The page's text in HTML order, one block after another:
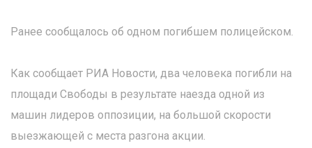
Ранее сообщалось об одном погибшем полицейском.
Как сообщает РИА Новости, два человека погибли на
площади Свободы в результате наезда одной из
машин лидеров оппозиции, на большой скорости
выезжающей с места разгона акции.